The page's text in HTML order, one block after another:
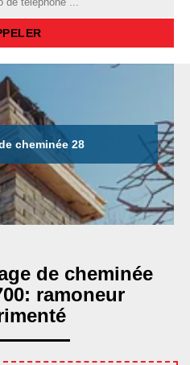
cheminée 28
de cheminée
ramoneur